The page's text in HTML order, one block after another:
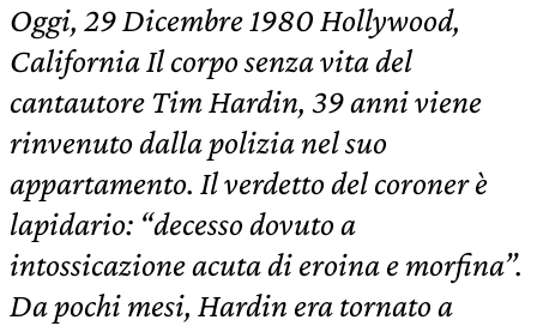
Oggi, 29 Dicembre 1980 Hollywood,
California Il corpo senza vita del
cantautore Tim Hardin, 39 anni viene
rinvenuto dalla polizia nel suo
appartamento. Il verdetto del coroner è
lapidario: “decesso dovuto a
intossicazione acuta di eroina e morfina”.
Da pochi mesi, Hardin era tornato a